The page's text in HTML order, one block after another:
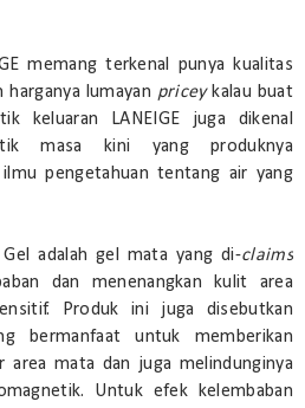
memang terkenal punya kualitas
harganya lumayan priceykalau buat
keluaran LANEIGE juga dikenal
masa kini yang produknya
pengetahuan tentang air yang
Gel adalah gel mata yang di-claims
dan menenangkan kulit area
Produk ini juga disebutkan
bermanfaat untuk memberikan
mata dan juga melindunginya
Untuk efek kelembaban